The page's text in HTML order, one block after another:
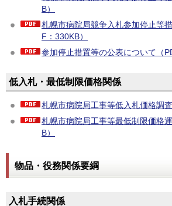
B）
札幌市病院局競争入札参加停止等
F：330KB）
参加停止措置等の公表について（
低入札・最低制限価格関係
札幌市病院局工事等低入札価格調
札幌市病院局工事等最低制限価格
B）
物品・役務関係要綱
入札手続関係